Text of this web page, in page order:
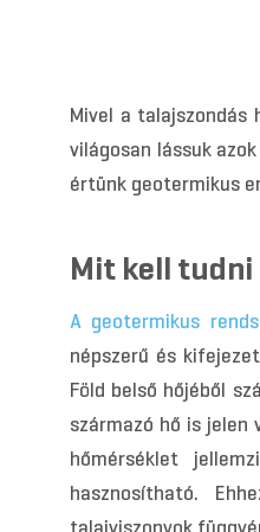
Mivel a talajszondás
világosan lássuk
értünk geotermikus
Mit kell
A geotermikus
népszerű és
Föld belső hőjéből
származó hő is
hőmérséklet
hasznosítható.
talajviszonyok